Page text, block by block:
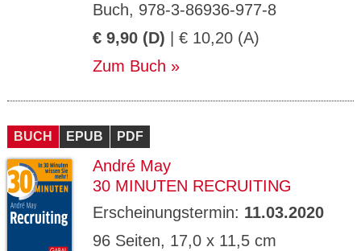
Buch, 978-3-86936-977-8
€ 9,90 (D) | € 10,20 (A)
Zum Buch
BUCH EPUB PDF
André May
30 MINUTEN RECRUITING
Erscheinungstermin: 11.03.2020
96 Seiten, 17,0 x 11,5 cm